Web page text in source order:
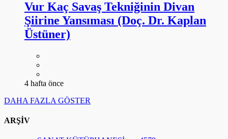
4 hafta önce
DAHA FAZLA GÖSTER
-----SANAT KÜTÜPHANESİ-----
ANSİKLOPEDİ
EDEBİYAT1694
FOTOĞRAF
GÖRSEL SANATLAR 111